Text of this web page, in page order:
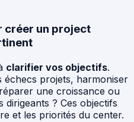
créer un project
clarifier vos objectifs.
projets, harmoniser
une croissance ou
dirigeants ? Ces objectifs
et les priorités du center.